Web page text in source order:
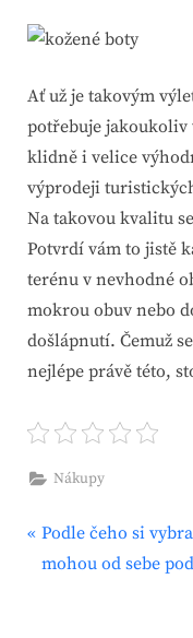
Ať už je takovým
potřebuje jakoukoliv
klidně i velice
výprodeji
Na takovou kvalitu
Potvrdí vám to jistě
terénu v nevhodné
mokrou obuv nebo
došlápnutí. Čemuž
nejlépe právě této,
Nákupy
Navigace
P
r
Podle čeho si
mohou od sebe